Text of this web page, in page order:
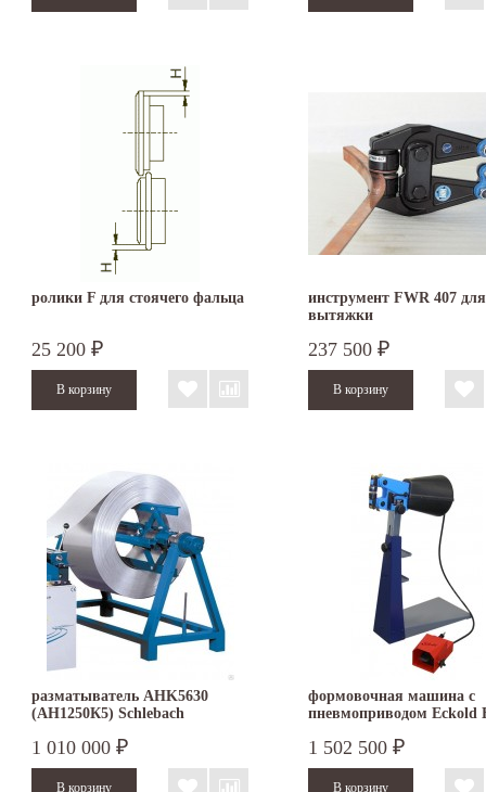
ролики F для стоячего фальца
25 200 ₽
инструмент FWR 407 для
вытяжки
237 500 ₽
разматыватель AHK5630
(AH1250К5) Schlebach
1 010 000 ₽
формовочная машина с
пневмоприводом Eckold
1 502 500 ₽